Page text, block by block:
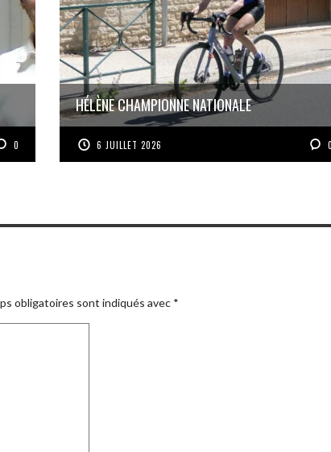
0
HÉLÈNE CHAMPIONNE NATIONALE
6 JUILLET 2026 0
obligatoires sont indiqués avec *